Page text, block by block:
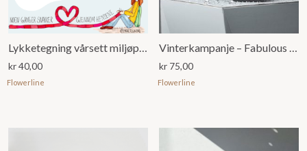
Lykketegning vårsett miljøpotter
kr40,00
Flowerline
Vinterkampanje – Fabulous You
kr 75,00
Flowerline